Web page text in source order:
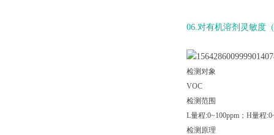
06.对有机溶剂灵敏度
检测对象
VOC
检测范围
L量程:0~100ppm；H量程
检测原理